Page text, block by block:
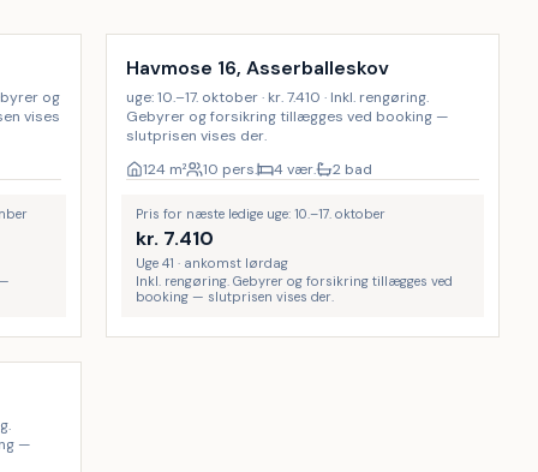
og
vises
Havmose 16, Asserballeskov
uge: 10.–17. oktober · kr. 7.410 · Inkl. rengøring.
Gebyrer og forsikring tillægges ved booking —
slutprisen vises der.
124 m² 10 pers. 4 vær. 2 bad
Pris for næste ledige uge: 10.–17. oktober
kr. 7.410
Uge 41 · ankomst lørdag
Inkl. rengøring. Gebyrer og forsikring tillægges ved
booking — slutprisen vises der.
—